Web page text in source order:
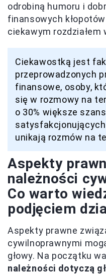
odrobiną humoru i
finansowych
ciekawym rozdziałem
Ciekawostką jest
przeprowadzonych
finansowe, osoby,
się w rozmowy na
o 30% większe
unikają rozmów na
Aspekty
należności
Co warto
podjęciem
Aspekty prawne
cywilnoprawnymi
głowy. Na początku
należności dotyczą